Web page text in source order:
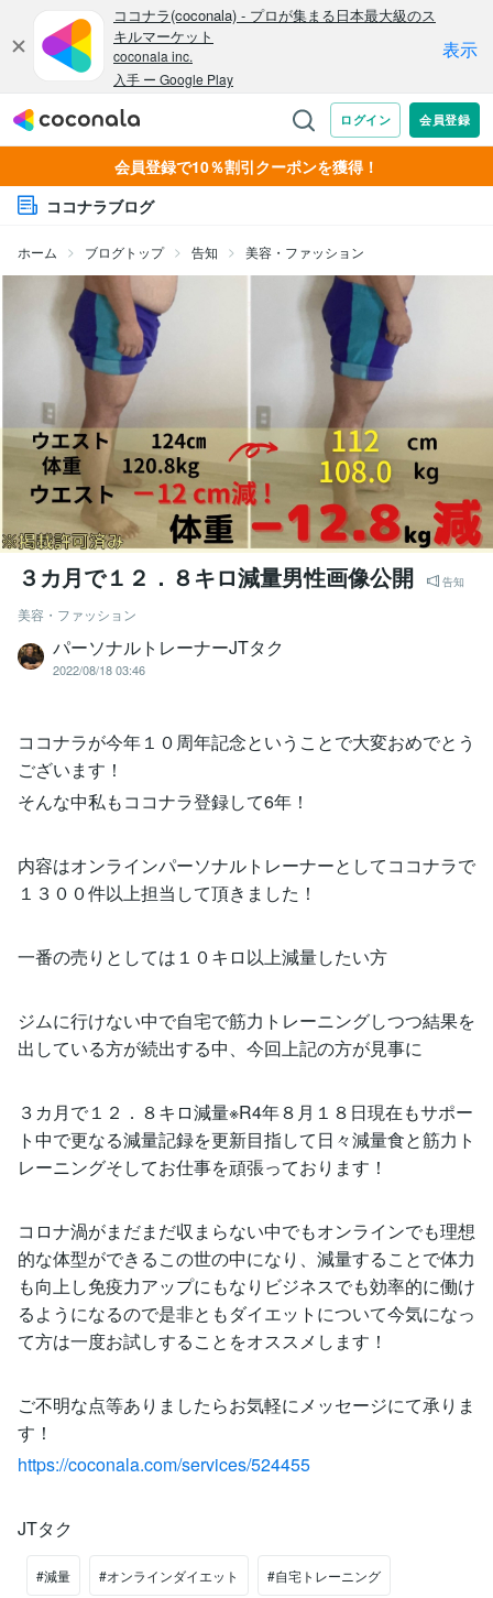
会員登録で10％割引クーポンを獲得！
ココナラブログ
ホーム ブログトップ 告知 美容・ファッション
３カ月で１２．８キロ減量男性画像公開 告知
美容・ファッション
パーソナルトレーナーJTタク
2022/08/18 03:46
ココナラが今年１０周年記念ということで大変おめでとう
ございます！
そんな中私もココナラ登録して6年！
内容はオンラインパーソナルトレーナーとしてココナラで
１３００件以上担当して頂きました！
一番の売りとしては１０キロ以上減量したい方
ジムに行けない中で自宅で筋力トレーニングしつつ結果を
出している方が続出する中、今回上記の方が見事に
３カ月で１２．８キロ減量※R4年８月１８日現在もサポー
ト中で更なる減量記録を更新目指して日々減量食と筋力ト
レーニングそしてお仕事を頑張っております！
コロナ渦がまだまだ収まらない中でもオンラインでも理想
的な体型ができるこの世の中になり、減量することで体力
も向上し免疫力アップにもなりビジネスでも効率的に働け
るようになるので是非ともダイエットについて今気になっ
て方は一度お試しすることをオススメします！
ご不明な点等ありましたらお気軽にメッセージにて承りま
す！
https://coconala.com/services/524455
JTタク
#減量 #オンラインダイエット #自宅トレーニング